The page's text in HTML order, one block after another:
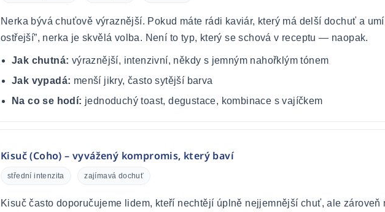
Nerka bývá chuťově výraznější. Pokud máte rádi kaviár, který má delší dochuť a umí
ostřejší”, nerka je skvělá volba. Není to typ, který se schová v receptu — naopak.
Jak chutná: výraznější, intenzivní, někdy s jemným nahořklým tónem
Jak vypadá: menší jikry, často sytější barva
Na co se hodí: jednoduchý toast, degustace, kombinace s vajíčkem
Kisuč (Coho) – vyvážený kompromis, který baví
střední intenzita zajímavá dochuť
Kisuč často doporučujeme lidem, kteří nechtějí úplně nejjemnější chuť, ale zároveň